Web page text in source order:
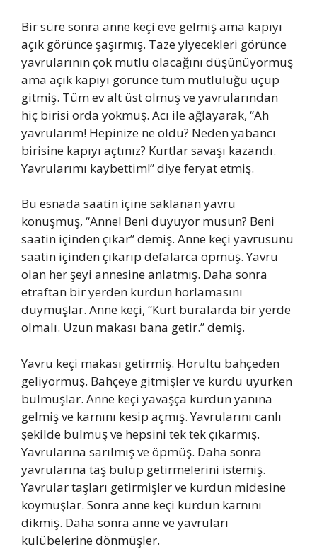
Bir süre sonra anne keçi eve gelmiş ama kapıyı
açık görünce şaşırmış. Taze yiyecekleri görünce
yavrularının çok mutlu olacağını düşünüyormuş
ama açık kapıyı görünce tüm mutluluğu uçup
gitmiş. Tüm ev alt üst olmuş ve yavrularından
hiç birisi orda yokmuş. Acı ile ağlayarak, “Ah
yavrularım! Hepinize ne oldu? Neden yabancı
birisine kapıyı açtınız? Kurtlar savaşı kazandı.
Yavrularımı kaybettim!” diye feryat etmiş.
Bu esnada saatin içine saklanan yavru
konuşmuş, “Anne! Beni duyuyor musun? Beni
saatin içinden çıkar” demiş. Anne keçi yavrusunu
saatin içinden çıkarıp defalarca öpmüş. Yavru
olan her şeyi annesine anlatmış. Daha sonra
etraftan bir yerden kurdun horlamasını
duymuşlar. Anne keçi, “Kurt buralarda bir yerde
olmalı. Uzun makası bana getir.” demiş.
Yavru keçi makası getirmiş. Horultu bahçeden
geliyormuş. Bahçeye gitmişler ve kurdu uyurken
bulmuşlar. Anne keçi yavaşça kurdun yanına
gelmiş ve karnını kesip açmış. Yavrularını canlı
şekilde bulmuş ve hepsini tek tek çıkarmış.
Yavrularına sarılmış ve öpmüş. Daha sonra
yavrularına taş bulup getirmelerini istemiş.
Yavrular taşları getirmişler ve kurdun midesine
koymuşlar. Sonra anne keçi kurdun karnını
dikmiş. Daha sonra anne ve yavruları
kulübelerine dönmüşler.